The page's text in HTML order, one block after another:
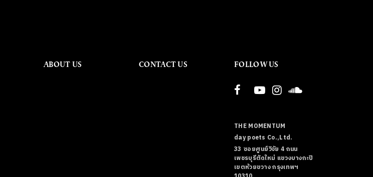
ABOUT US CONTACT US FOLLOW US
THE MOMENTUM
day poets Co.,Ltd.
33 ซอยศูนย์วิจัย 4 ถนน
เพชรบุรีตัดใหม่ แขวงบางกะปิ
เขตห้วยขวาง กรุงเทพฯ